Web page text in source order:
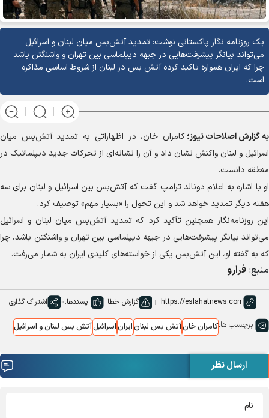
یک روزنامه نگار پاکستانی نوشت: تمدید آتش‌بس میان لبنان و اسرائیل
می‌تواند بیانگر پیشرفت‌هایی در جبهه دیپلماسی بین تهران و واشنگتن باشد
چرا که ایران همواره تاکید کرده آتش بس در لبنان از شروط اساسی مذاکره
است.
به گزارشاصلاحات نیوز؛کامران خان، در اظهاراتی به تمدید آتش‌بس میان
اسرائیل و لبنان واکنش نشان داد و آن را نشانه‌ای از تحرکات جدید دیپلماتیک در
منطقه دانست.
او با اشاره به اعلام دونالد ترامپ گفت که آتش‌بس بین اسرائیل و لبنان برای سه
هفته دیگر تمدید خواهد شد و این تحول را «بسیار مهم» توصیف کرد.
این روزنامه‌نگار همچنین تأکید کرد که تمدید آتش‌بس میان لبنان و اسرائیل
می‌تواند بیانگر پیشرفت‌هایی در جبهه دیپلماسی بین تهران و واشنگتن باشد، چرا
که به گفته او، این آتش‌بس یکی از خواسته‌های کلیدی ایران به شمار می‌رفت.
منبع: فرارو
گزارش خطا پسندها:0 اشتراک گذاری
برچسب ها:کامران خانآتش بس لبنانایراناسرائیلآتش بس لبنان و اسرائیل
ارسال نظر